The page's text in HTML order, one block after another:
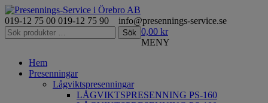
019-12 75 00 019-12 75 90 info@presennings-service.se
Sök
efter:
Sök 0,00 kr
MENY
Hem
Presenningar
Lågviktspresenningar
LÅGVIKTSPRESENNING PS-160